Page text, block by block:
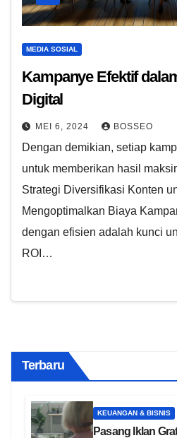
MEDIA SOSIAL
Kampanye Efektif
Digital
MEI 6, 2024 BOSSEO
Dengan demikian, setiap
untuk memberikan hasil
Strategi Diversifikasi Konten
Mengoptimalkan Biaya
dengan efisien adalah kunci
ROI…
Terbaru
KEUANGAN & BISNIS
Pasang Iklan